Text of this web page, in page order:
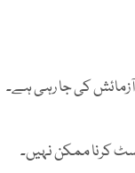
کی جا رہی ہے۔
کرنا ممکن نہیں۔